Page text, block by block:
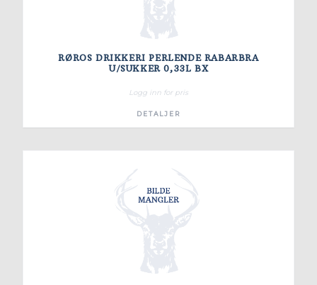
RØROS DRIKKERI PERLENDE RABARBRA
U/SUKKER 0,33L BX
Logg inn for pris
DETALJER